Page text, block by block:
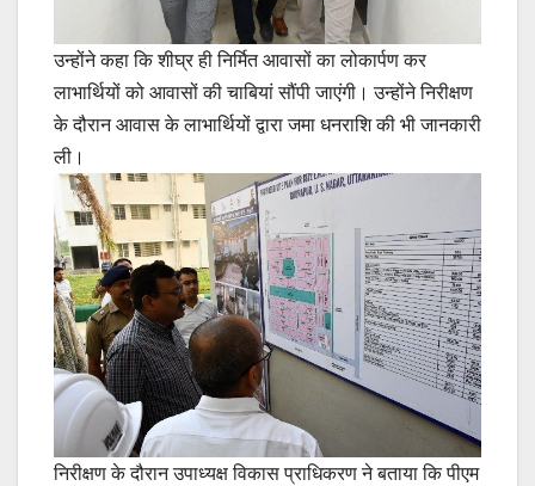
उन्होंने कहा कि शीघ्र ही निर्मित आवासों का लोकार्पण कर
लाभार्थियों को आवासों की चाबियां सौंपी जाएंगी। उन्होंने निरीक्षण
के दौरान आवास के लाभार्थियों द्वारा जमा धनराशि की भी जानकारी
ली।
निरीक्षण के दौरान उपाध्यक्ष विकास प्राधिकरण ने बताया कि पीएम